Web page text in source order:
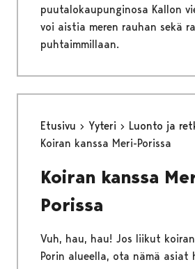
puutalokaupunginosa Kallon
voi aistia meren rauhan sekä
puhtaimmillaan.
Etusivu Yyteri
Luonto ja
Koiran kanssa Meri-Porissa
Koiran kanssa
Porissa
Vuh, hau, hau! Jos liikut
Porin alueella, ota nämä asiat